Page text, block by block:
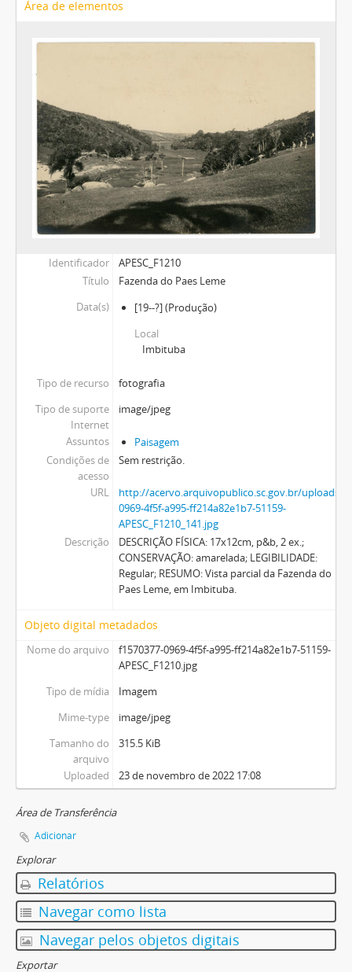
Área de elementos
Identificador
APESC_F1210
Título
Fazenda do Paes Leme
Data(s)
[19--?](Produção)
Local
Imbituba
Tipo de recurso
fotografia
Tipo de suporte
Internet
image/jpeg
Assuntos
Paisagem
Condições de
acesso
Sem restrição.
URL
http://acervo.arquivopublico.sc.gov.br/uploads/r/
0969-4f5f-a995-ff214a82e1b7-51159-
APESC_F1210_141.jpg
Descrição
DESCRIÇÃO FÍSICA: 17x12cm, p&b, 2 ex.;
CONSERVAÇÃO: amarelada; LEGIBILIDADE:
Regular; RESUMO: Vista parcial da Fazenda do
Paes Leme, em Imbituba.
Objeto digital metadados
Nome do arquivo
f1570377-0969-4f5f-a995-ff214a82e1b7-51159-
APESC_F1210.jpg
Tipo de mídia
Imagem
Mime-type
image/jpeg
Tamanho do
arquivo
315.5 KiB
Uploaded 23 de novembro de 2022 17:08
Área de Transferência
Adicionar
Explorar
Relatórios
Navegar como lista
Navegar pelos objetos digitais
Exportar